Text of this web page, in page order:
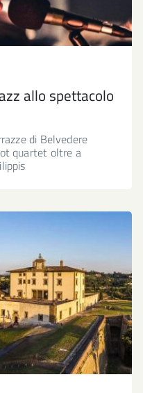
allo spettacolo
di Belvedere
quartet oltre a